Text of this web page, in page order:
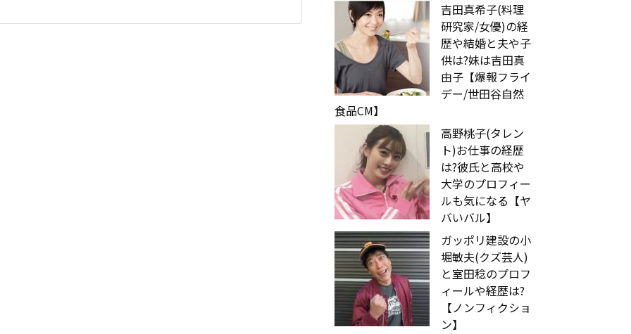
吉田真希子(料理
研究家/女優)の経
歴や結婚と夫や子
供は?妹は吉田真
由子【爆報フライ
デー/世田谷自然
食品CM】
高野桃子(タレン
ト)お仕事の経歴
は?彼氏と高校や
大学のプロフィー
ルも気になる【ヤ
バいバル】
ガッポリ建設の小
堀敏夫(クズ芸人)
と室田稔のプロフ
ィールや経歴は?
【ノンフィクショ
ン】